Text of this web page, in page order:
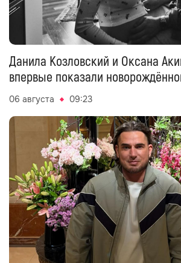
Данила Козловский и Оксана
впервые показали
06 августа 09:23